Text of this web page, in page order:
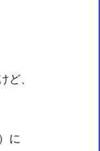
ど、
に